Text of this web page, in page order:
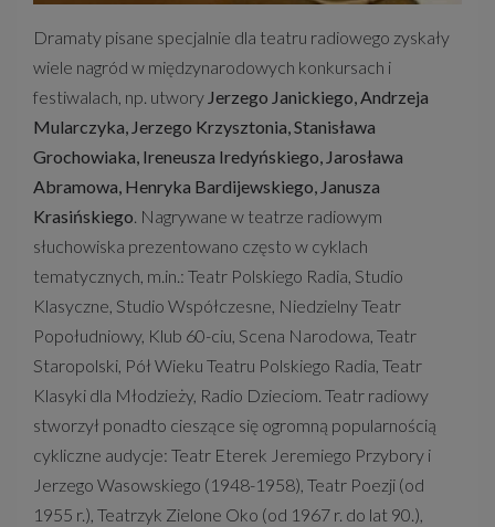
Dramaty pisane specjalnie dla teatru radiowego zyskały
wiele nagród w międzynarodowych konkursach i
festiwalach, np. utwory Jerzego Janickiego, Andrzeja
Mularczyka, Jerzego Krzysztonia, Stanisława
Grochowiaka, Ireneusza Iredyńskiego, Jarosława
Abramowa, Henryka Bardijewskiego, Janusza
Krasińskiego. Nagrywane w teatrze radiowym
słuchowiska prezentowano często w cyklach
tematycznych, m.in.: Teatr Polskiego Radia, Studio
Klasyczne, Studio Współczesne, Niedzielny Teatr
Popołudniowy, Klub 60-ciu, Scena Narodowa, Teatr
Staropolski, Pół Wieku Teatru Polskiego Radia, Teatr
Klasyki dla Młodzieży, Radio Dzieciom. Teatr radiowy
stworzył ponadto cieszące się ogromną popularnością
cykliczne audycje: Teatr Eterek Jeremiego Przybory i
Jerzego Wasowskiego (1948-1958), Teatr Poezji (od
1955 r.), Teatrzyk Zielone Oko (od 1967 r. do lat 90.),